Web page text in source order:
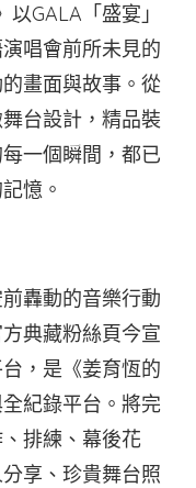
以GALA「盛宴」
唱會前所未見的
畫面與故事。從
台設計，精品裝
一個瞬間，都已
憶。
轟動的音樂行動
典藏粉絲頁今宣
，是《姜育恆的
紀錄平台。將完
排練、幕後花
享、珍貴舞台照